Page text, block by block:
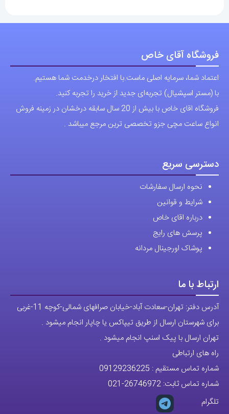
فروشگاه آقای خاص
اعتماد شما، سرمایه اصلی ماست.با افتخار درخدمت شما هستیم.
با (مستر اسپشیال) تجربه‌ای جدید از خرید را تجربه کنید.
فروشگاه اقای خاص با بیش از 20 سال سابقه درخشان در زمینه فروش
انواع ساعت مچی جزو تخصصی ترین مرجع میباشد .
دسترسی سریع
نحوه ارسال سفارشات
شرایط و قوانین
درباره اقای خاص
پرسش های رایج
پوشاک اورجینال مردانه
ارتباط با ما
آدرس دفتر: تهران-سعادت آباد-خیابان صرافهای شمالی-کوچه 11-غربی
برای شهرستان ارسال از طریق تیپاکس یا چاپار انجام میشود .
تهران ارسال با پیک اسنپ انجام میشود .
راه های ارتباطی
شماره تماس مستقیم : 09129236225
شماره تماس ثابت: 26746972
-021
تلگرام